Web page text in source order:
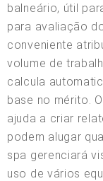
balneário, útil
para avaliação
conveniente
volume de
calcula
base no mérito.
ajuda a criar
podem alugar
spa gerenciará
uso de vários